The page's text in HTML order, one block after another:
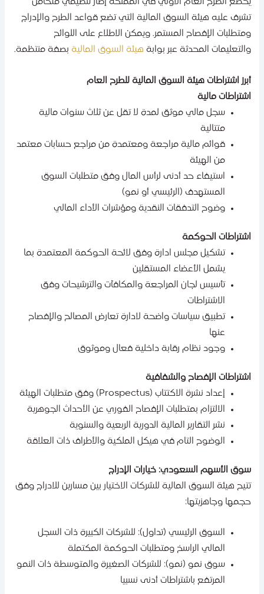
الطرح العام الأولي في المملكة إطار تنظيمي متكامل
عليه هيئة السوق المالية التي تضع قواعد الطرح والإدراج
الإفصاح المستمر. ويمكن الاطلاع على اللوائح
المحدثة عبر بوابةهيئة السوق الماليةبصفة منتظمة.
اشتراطات هيئة السوق المالية للطرح العام
مالية
سجل مالي موثق لمدة لا تقل عن ثلاث سنوات مالية
متتالية
قوائم مالية مراجعة ومعتمدة من مراجع حسابات معتمد
من الهيئة
استيفاء حد أدنى لرأس المال وفق متطلبات السوق
المستهدف (الرئيسي أو نمو)
وضوح التدفقات النقدية ومؤشرات الأداء المالي
الحوكمة
تشكيل مجلس ادارة وفق لائحة الحوكمة المعتمدة بما
يشمل الأعضاء المستقلين
تأسيس لجان المراجعة والمكافآت والترشيحات وفق
الاشتراطات
تطبيق سياسات واضحة لادارة تعارض المصالح والإفصاح
وجود نظام رقابة داخلية فعال وموثوق
الإفصاح والشفافية
إعداد نشرة الاكتتاب (Prospectus) وفق متطلبات الهيئة
الالتزام بمتطلبات الإفصاح الفوري عن الأحداث الجوهرية
نشر التقارير المالية الدورية الربعية والسنوية
الوضوح التام في هيكل الملكية والأطراف ذات العلاقة
الأسهم السعودي: خيارات الإدراج
هيئة السوق المالية للشركات الاختيار بين مسارين للادراج وفق
وجاهزيتها:
السوق الرئيسي (تداول): للشركات الكبيرة ذات السجل
المالي الراسخ ومتطلبات الحوكمة المكتملة
سوق نمو (نمو): للشركات الصغيرة والمتوسطة ذات النمو
المرتفع باشتراطات أدنى نسبيا